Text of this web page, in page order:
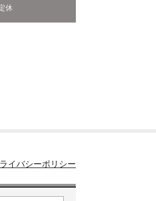
休
イバシーポリシー